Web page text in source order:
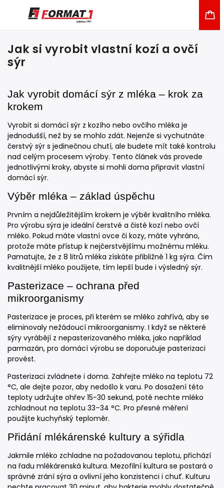
Jak si vyrobit vlastní kozí a ovčí
sýr
Jak vyrobit domácí sýr z mléka – krok za
krokem
Vyrobit si domácí sýr z kozího nebo ovčího mléka je
jednodušší, než by se mohlo zdát. Nejenže si vychutnáte
čerstvý sýr s jedinečnou chutí, ale budete mít také kontrolu
nad celým procesem výroby. Tento článek vás provede
jednotlivými kroky, abyste si mohli doma připravit vlastní
domácí sýr.
Výběr mléka – základ úspěchu
Prvním a nejdůležitějším krokem je výběr kvalitního mléka.
Pro výrobu sýra je ideální čerstvé a čisté kozí nebo ovčí
mléko. Pokud máte vlastní ovce či kozy, máte vyhráno,
protože máte přístup k nejčerstvějšímu možnému mléku.
Pamatujte, že z 8 litrů mléka získáte přibližně 1 kg sýra. Čím
kvalitnější mléko použijete, tím lepší bude i výsledný sýr.
Pasterizace – ochrana před
mikroorganismy
Pasterizace je proces, při kterém se mléko zahřívá, aby se
eliminovaly nežádoucí mikroorganismy. I když se některé
sýry vyrábějí z nepasterizovaného mléka, jako například
parmazán, pro domácí výrobu se doporučuje pasterizaci
provést.
Pasterizaci zvládnete i doma. Zahřejte mléko na teplotu 72
°C, ale dejte pozor, aby nedošlo k varu. Po dosažení této
teploty udržujte ohřev 15-30 sekund, poté nechte mléko
zchladnout na teplotu 33–34 °C. Pro přesné měření
použijte kuchyňský teploměr.
Přidání mlékárenské kultury a sýřidla
Jakmile mléko zchladne na požadovanou teplotu, přichází
na řadu mlékárenská kultura. Mezofilní kultura se postará o
správné zrání sýra a ovlivní jeho konzistenci i chuť. Kulturu